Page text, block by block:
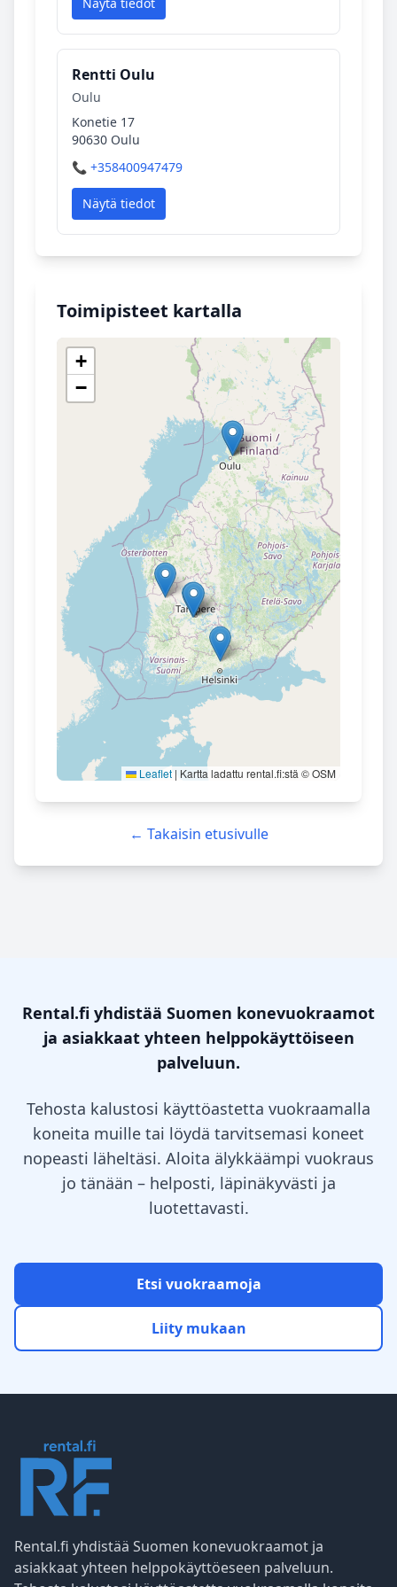
Rentti Oulu
Oulu
Konetie 17
90630 Oulu
📞 +358400947479
Näytä tiedot
Toimipisteet kartalla
+
−
Leaflet | Kartta ladattu rental.fi:stä © OSM
← Takaisin etusivulle
Rental.fi yhdistää Suomen konevuokraamot
ja asiakkaat yhteen helppokäyttöiseen
palveluun.
Tehosta kalustosi käyttöastetta vuokraamalla
koneita muille tai löydä tarvitsemasi koneet
nopeasti läheltäsi. Aloita älykkäämpi vuokraus
jo tänään – helposti, läpinäkyvästi ja
luotettavasti.
Etsi vuokraamoja
Liity mukaan
Rental.fi yhdistää Suomen konevuokraamot ja
asiakkaat yhteen helppokäyttöeseen palveluun.